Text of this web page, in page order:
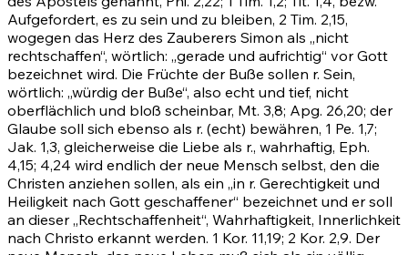
Aufgefordert, es zu sein und zu bleiben, 2 Tim. 2,15,
wogegen das Herz des Zauberers Simon als „nicht
rechtschaffen“, wörtlich: „gerade und aufrichtig“ vor Gott
bezeichnet wird. Die Früchte der Buße sollen r. Sein,
wörtlich: „würdig der Buße“, also echt und tief, nicht
oberflächlich und bloß scheinbar, Mt. 3,8; Apg. 26,20; der
Glaube soll sich ebenso als r. (echt) bewähren, 1 Pe. 1,7;
Jak. 1,3, gleicherweise die Liebe als r., wahrhaftig, Eph.
4,15; 4,24 wird endlich der neue Mensch selbst, den die
Christen anziehen sollen, als ein „in r. Gerechtigkeit und
Heiligkeit nach Gott geschaffener“ bezeichnet und er soll
an dieser „Rechtschaffenheit“, Wahrhaftigkeit, Innerlichkeit
nach Christo erkannt werden. 1 Kor. 11,19; 2 Kor. 2,9. Der